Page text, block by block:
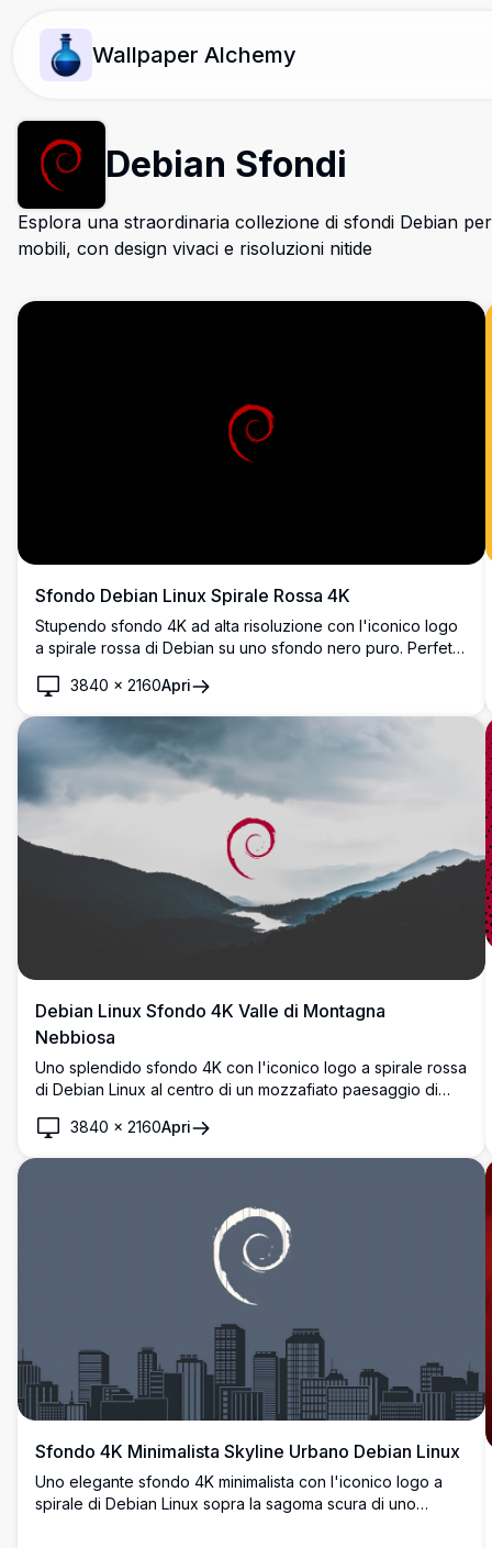
Wallpaper Alchemy
Debian Sfondi
Esplora una straordinaria collezione di sfondi Debian
mobili, con design vivaci e risoluzioni nitide
Sfondo Debian Linux Spirale Rossa 4K
Stupendo sfondo 4K ad alta risoluzione con l'iconico logo
a spirale rossa di Debian su uno sfondo nero puro. Perfetto
uno sfondo desktop minimalista ed elegante che mette in
mostra il branding classico del sistema operativo open-
source in qualità ultra-alta definizione nitida.
3840 × 2160Apri
Debian Linux Sfondo 4K Valle di Montagna
Nebbiosa
Uno splendido sfondo 4K con l'iconico logo a spirale rossa
di Debian Linux al centro di un mozzafiato paesaggio di
serpeggia tra drammatici picchi silhouettati.
3840 × 2160Apri
Sfondo 4K Minimalista Skyline Urbano Debian Linux
Uno elegante sfondo 4K minimalista con l'iconico logo a
spirale di Debian Linux sopra la sagoma scura di uno